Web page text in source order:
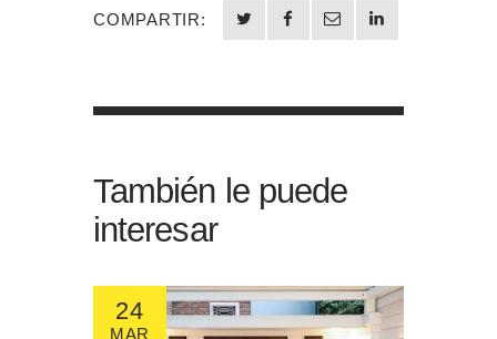
COMPARTIR:
También le puede
interesar
24
MAR